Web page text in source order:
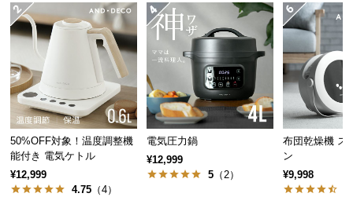
人
気
イ
テ
ム
50%OFF対象！温度調整機
能付き 電気ケトル
¥12,999
4.75 （4）
電気圧力鍋
¥12,999
5（2）
布団乾燥機 ス
ン
¥9,998